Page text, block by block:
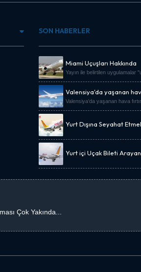
SON HABERLER
Miami Uçuşları Hakkında
Yayın ile belirtilen uygulamalar
Valensiya'da yaşanan
Valensiya'da yaşanan hava
Yurt Dışına Seyahat
Yurt içi Uçak Bileti
Çok Yakında...